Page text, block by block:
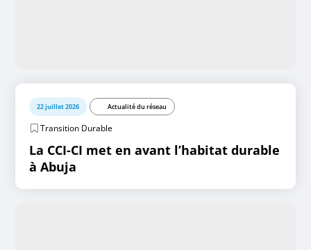
22 juillet 2026 Actualité du réseau
Transition Durable
La CCI-CI met en avant l’habitat durable
à Abuja